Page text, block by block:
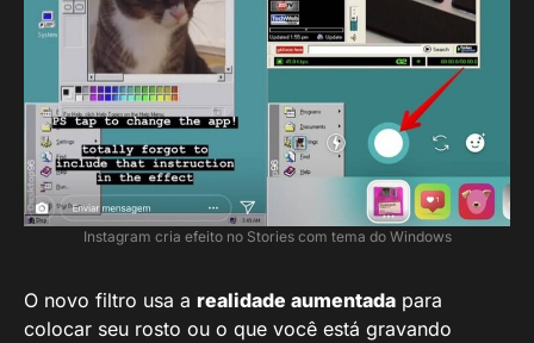
Instagram cria efeito no Stories com tema do Windows
O novo filtro usa a realidade aumentada para
colocar seu rosto ou o que você está gravando